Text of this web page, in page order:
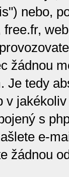
nebo,
žádnou
Je tedy
v
s
e-
žádnou